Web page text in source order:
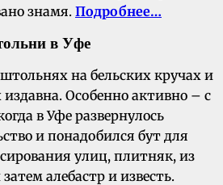
знамя. Подробнее…
в Уфе
на бельских кручах и
издавна. Особенно активно – с
в Уфе развернулось
и понадобился бут для
улиц, плитняк, из
алебастр и известь.